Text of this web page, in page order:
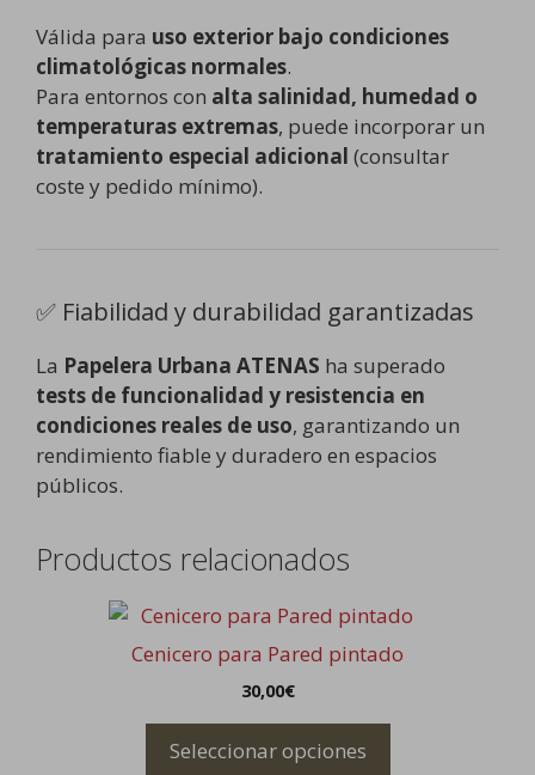
Válida para uso exterior bajo condiciones
climatológicas normales.
Para entornos con alta salinidad, humedad o
temperaturas extremas, puede incorporar un
tratamiento especial adicional (consultar
coste y pedido mínimo).
✅ Fiabilidad y durabilidad garantizadas
La Papelera Urbana ATENAS ha superado
tests de funcionalidad y resistencia en
condiciones reales de uso, garantizando un
rendimiento fiable y duradero en espacios
públicos.
Productos relacionados
Cenicero para Pared pintado
30,00€
Seleccionar opciones